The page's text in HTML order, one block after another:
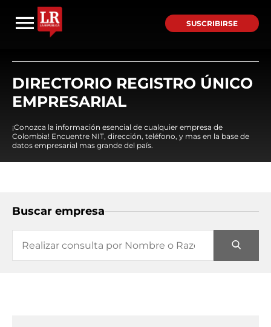
SUSCRIBIRSE
DIRECTORIO REGISTRO ÚNICO
EMPRESARIAL
¡Conozca la información esencial de cualquier empresa de
Colombia! Encuentre NIT, dirección, teléfono, y mas en la base de
datos empresarial mas grande del país.
Buscar empresa